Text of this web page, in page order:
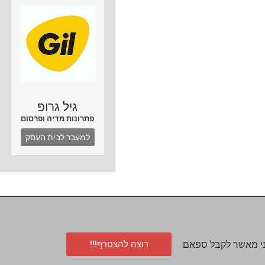
גיל גרופ
פתרונות מדיה ופרסום
למעבר לבית העסק
מאשר לקבל ספאם רוצה להצטרף!!!